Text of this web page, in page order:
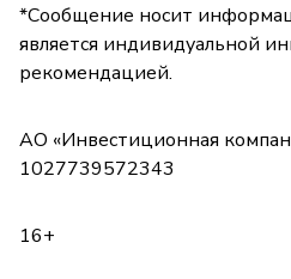
*Сообщение носит
является индивидуальной
рекомендацией.
АО «Инвестиционная
1027739572343
16+